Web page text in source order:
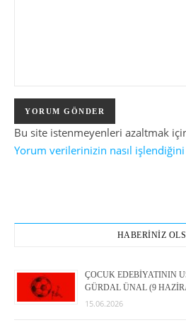
Bu site istenmeyenleri azaltmak
Yorum verilerinizin nasıl
HABERİNİZ
ÇOCUK EDEBİYATININ
GÜRDAL ÜNAL (9
15.06.2026